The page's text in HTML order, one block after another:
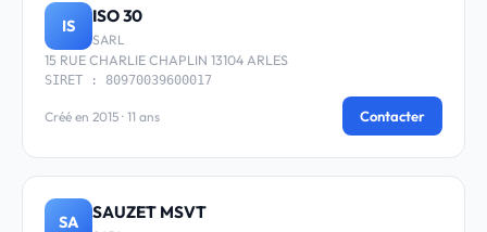
IS ISO 30
SARL
15 RUE CHARLIE CHAPLIN 13104 ARLES
SIRET : 80970039600017
Créé en 2015 · 11 ans Contacter
SA SAUZET MSVT